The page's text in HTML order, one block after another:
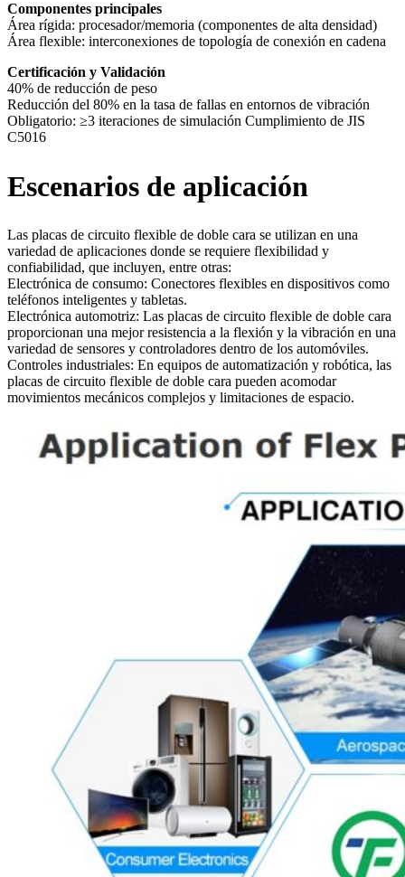
Componentes principales
Área rígida: procesador/memoria (componentes de alta densidad)
Área flexible: interconexiones de topología de conexión en cadena
Certificación y Validación
40% de reducción de peso
Reducción del 80% en la tasa de fallas en entornos de vibración
Obligatorio: ≥3 iteraciones de simulación Cumplimiento de JIS
C5016
Escenarios de aplicación
Las placas de circuito flexible de doble cara se utilizan en una
variedad de aplicaciones donde se requiere flexibilidad y
confiabilidad, que incluyen, entre otras:
Electrónica de consumo: Conectores flexibles en dispositivos como
teléfonos inteligentes y tabletas.
Electrónica automotriz: Las placas de circuito flexible de doble cara
proporcionan una mejor resistencia a la flexión y la vibración en una
variedad de sensores y controladores dentro de los automóviles.
Controles industriales: En equipos de automatización y robótica, las
placas de circuito flexible de doble cara pueden acomodar
movimientos mecánicos complejos y limitaciones de espacio.